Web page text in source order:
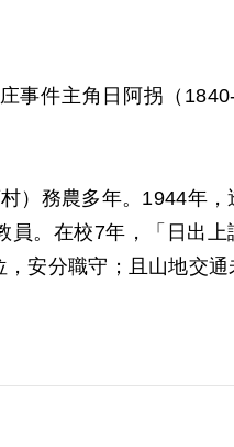
事件主角日阿拐（
）務農多年。1944年
。在校7年，「日出
安分職守；且山地交